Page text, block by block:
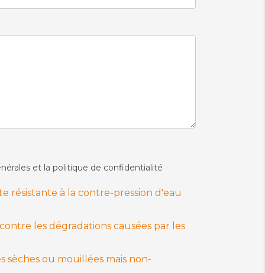
et la politique de confidentialité
résistante à la contre-pression d'eau
les dégradations causées par les
sèches ou mouillées mais non-